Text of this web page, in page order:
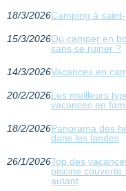
18/3/2026Camping à
15/3/2026Où camper en
sans se ruiner ?
14/3/2026Vacances en
20/2/2026Les meilleurs
vacances en
18/2/2026Panorama des
dans les landes
26/1/2026Top des
piscine couverte
autant